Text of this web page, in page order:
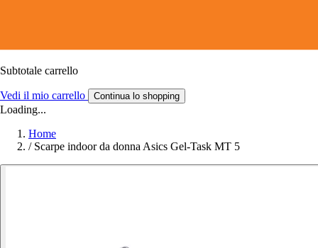
Subtotale carrello
Vedi il mio carrello Continua lo shopping
Loading...
Home
/ Scarpe indoor da donna Asics Gel-Task MT 5